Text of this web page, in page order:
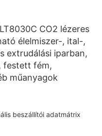
CO2 lézeres
élelmiszer-, ital-,
extrudálási iparban,
festett fém,
műanyagok